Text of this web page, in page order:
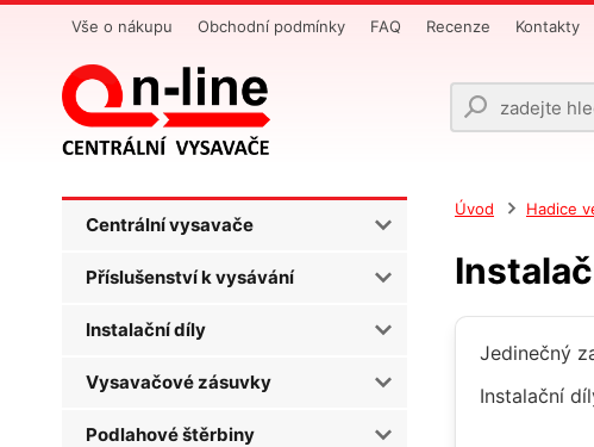
Vše o nákupu Obchodní podmínky FAQ Recenze Kontakty
Centrální vysavače
Příslušenství k vysávání
Instalační díly
Vysavačové zásuvky
Podlahové štěrbiny
Úvod Hadice
Jedinečný
Instalační